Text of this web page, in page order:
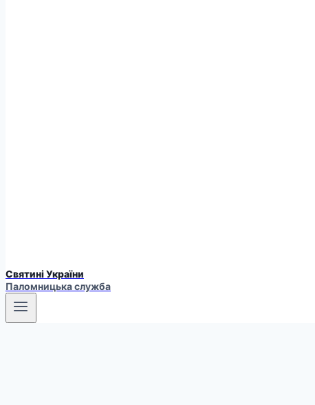
Святині України
Паломницька служба